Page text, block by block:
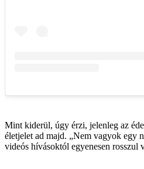
Mint kiderül, úgy érzi, jelenleg az
életjelet ad majd. „Nem vagyok egy
videós hívásoktól egyenesen rosszul